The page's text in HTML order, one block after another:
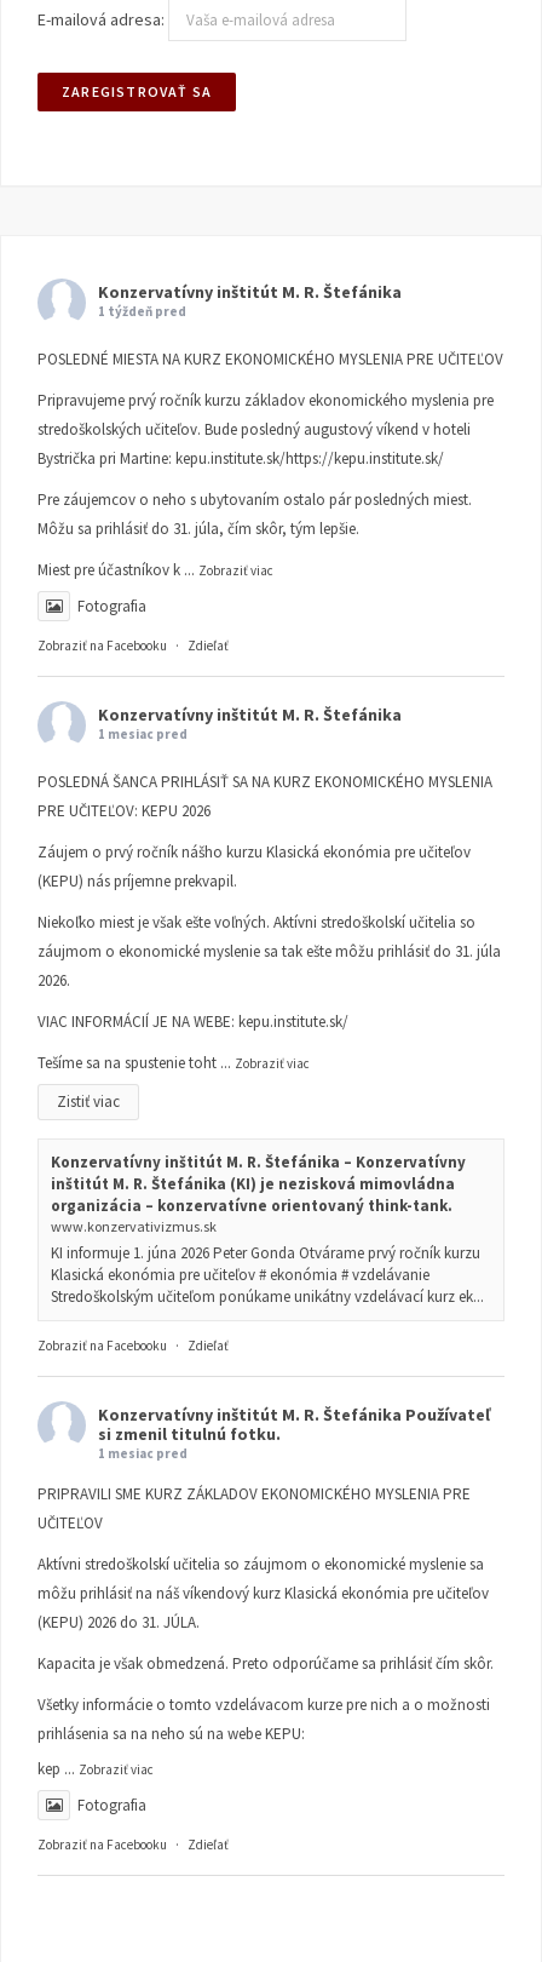
E-mailová adresa:
Konzervatívny inštitút M. R. Štefánika
1 týždeň pred
POSLEDNÉ MIESTA NA KURZ EKONOMICKÉHO MYSLENIA PRE UČITEĽOV
Pripravujeme prvý ročník kurzu základov ekonomického myslenia pre
stredoškolských učiteľov. Bude posledný augustový víkend v hoteli
Bystrička pri Martine: kepu.institute.sk/https://kepu.institute.sk/
Pre záujemcov o neho s ubytovaním ostalo pár posledných miest.
Môžu sa prihlásiť do 31. júla, čím skôr, tým lepšie.
Miest pre účastníkov k ... Zobraziť viac
Fotografia
Zobraziť na Facebooku · Zdieľať
Konzervatívny inštitút M. R. Štefánika
1 mesiac pred
POSLEDNÁ ŠANCA PRIHLÁSIŤ SA NA KURZ EKONOMICKÉHO MYSLENIA
PRE UČITEĽOV: KEPU 2026
Záujem o prvý ročník nášho kurzu Klasická ekonómia pre učiteľov
(KEPU) nás príjemne prekvapil.
Niekoľko miest je však ešte voľných. Aktívni stredoškolskí učitelia so
záujmom o ekonomické myslenie sa tak ešte môžu prihlásiť do 31. júla
2026.
VIAC INFORMÁCIÍ JE NA WEBE: kepu.institute.sk/
Tešíme sa na spustenie toht ... Zobraziť viac
Zistiť viac
Konzervatívny inštitút M. R. Štefánika – Konzervatívny
inštitút M. R. Štefánika (KI) je nezisková mimovládna
organizácia – konzervatívne orientovaný think-tank.
www.konzervativizmus.sk
KI informuje 1. júna 2026 Peter Gonda Otvárame prvý ročník kurzu
Klasická ekonómia pre učiteľov # ekonómia # vzdelávanie
Stredoškolským učiteľom ponúkame unikátny vzdelávací kurz ek...
Zobraziť na Facebooku · Zdieľať
Konzervatívny inštitút M. R. Štefánika Používateľ
si zmenil titulnú fotku.
1 mesiac pred
PRIPRAVILI SME KURZ ZÁKLADOV EKONOMICKÉHO MYSLENIA PRE
UČITEĽOV
Aktívni stredoškolskí učitelia so záujmom o ekonomické myslenie sa
môžu prihlásiť na náš víkendový kurz Klasická ekonómia pre učiteľov
(KEPU) 2026 do 31. JÚLA.
Kapacita je však obmedzená. Preto odporúčame sa prihlásiť čím skôr.
Všetky informácie o tomto vzdelávacom kurze pre nich a o možnosti
prihlásenia sa na neho sú na webe KEPU:
kep ... Zobraziť viac
Fotografia
Zobraziť na Facebooku · Zdieľať